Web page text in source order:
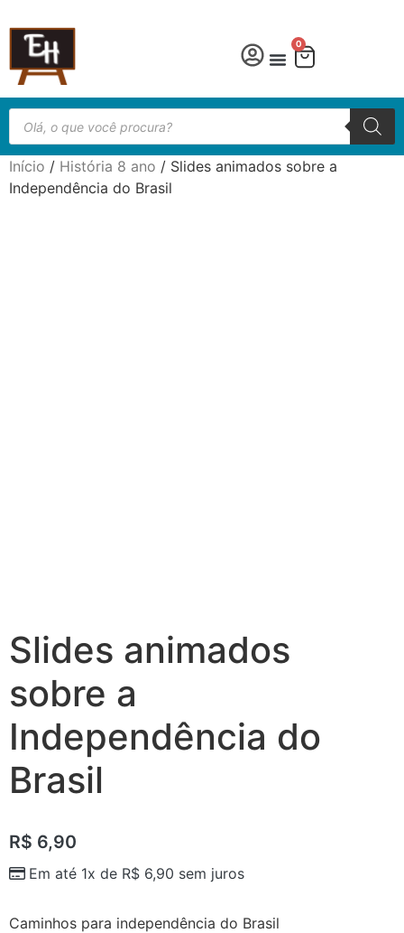
0
Início / História 8 ano / Slides animados sobre a
Independência do Brasil
Slides animados
sobre a
Independência do
Brasil
R$ 6,90
Em até 1x de R$ 6,90 sem juros
Caminhos para independência do Brasil